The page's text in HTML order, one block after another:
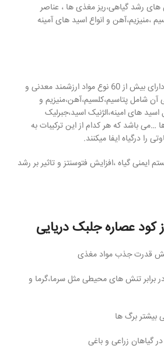
های رشد گیاهی،ریز مغذی ها ، عناصر
،منیزیم،آهن و انواع اسید های آمینه
کود عصاره جلبک دریایی دارای بیش از 60 نوع مواد ارزشمند معدنی و
آن شامل پتاسیم،کلسیم،آهن،منیزیم و
های امینه،الژنیک اسید،جبرلیک
…می باشد که هر کدام از این ترکیبات به
را درگیاه ایفا میکنند.
ایمنی گیاه ،افزایش فتوسنتز و تاثیر بر رشد
کود عصاره جلبک دریایی
قدرت جذب مواد مغذی
برابر تنش های محیطی مثل سرما،گرما و
بیشتر برگ ها
گیاهان زراعی و باغی